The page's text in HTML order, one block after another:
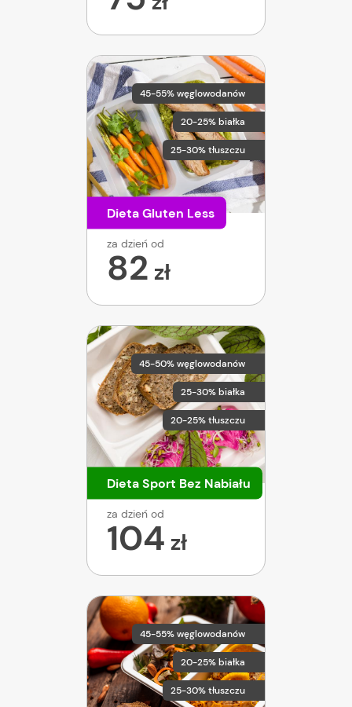
45-55% węglowodanów
20-25% białka
25-30% tłuszczu
Dieta Gluten Less
za dzień od
82 zł
45-50% węglowodanów
25-30% białka
20-25% tłuszczu
Dieta Sport Bez Nabiału
za dzień od
104 zł
45-55% węglowodanów
20-25% białka
25-30% tłuszczu